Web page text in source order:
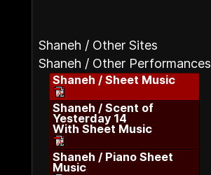
Shaneh / Other Sites
Shaneh / Other Performances
Shaneh / Sheet Music
Shaneh / Scent of
Yesterday 14
With Sheet Music
Shaneh / Piano Sheet
Music